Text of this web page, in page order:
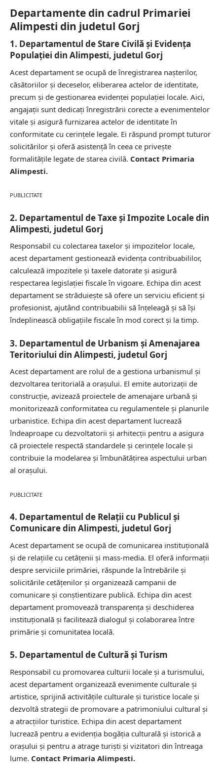
Departamente din cadrul Primariei
Alimpesti din judetul Gorj
1. Departamentul de Stare Civilă și Evidența
Populației din Alimpesti, judetul Gorj
Acest departament se ocupă de înregistrarea nașterilor,
căsătoriilor și deceselor, eliberarea actelor de identitate,
precum și de gestionarea evidenței populației locale. Aici,
angajații sunt dedicați înregistrării corecte a evenimentelor
vitale și asigură furnizarea actelor de identitate în
conformitate cu cerințele legale. Ei răspund prompt tuturor
solicitărilor și oferă asistență în ceea ce privește
formalitățile legate de starea civilă. Contact Primaria
Alimpesti.
PUBLICITATE
2. Departamentul de Taxe și Impozite Locale din
Alimpesti, judetul Gorj
Responsabil cu colectarea taxelor și impozitelor locale,
acest departament gestionează evidența contribuabililor,
calculează impozitele și taxele datorate și asigură
respectarea legislației fiscale în vigoare. Echipa din acest
departament se străduiește să ofere un serviciu eficient și
profesionist, ajutând contribuabilii să înțeleagă și să își
îndeplinească obligațiile fiscale în mod corect și la timp.
3. Departamentul de Urbanism și Amenajarea
Teritoriului din Alimpesti, judetul Gorj
Acest departament are rolul de a gestiona urbanismul și
dezvoltarea teritorială a orașului. El emite autorizații de
construcție, avizează proiectele de amenajare urbană și
monitorizează conformitatea cu regulamentele și planurile
urbanistice. Echipa din acest departament lucrează
îndeaproape cu dezvoltatorii și arhitecții pentru a asigura
că proiectele respectă standardele și cerințele locale și
contribuie la modelarea și îmbunătățirea aspectului urban
al orașului.
PUBLICITATE
4. Departamentul de Relații cu Publicul și
Comunicare din Alimpesti, judetul Gorj
Acest departament se ocupă de comunicarea instituțională
și de relațiile cu cetățenii și mass-media. El oferă informații
despre serviciile primăriei, răspunde la întrebările și
solicitările cetățenilor și organizează campanii de
comunicare și conștientizare publică. Echipa din acest
departament promovează transparența și deschiderea
instituțională și facilitează dialogul și colaborarea între
primărie și comunitatea locală.
5. Departamentul de Cultură și Turism
Responsabil cu promovarea culturii locale și a turismului,
acest departament organizează evenimente culturale și
artistice, sprijină activitățile culturale și turistice locale și
dezvoltă strategii de promovare a patrimoniului cultural și
a atracțiilor turistice. Echipa din acest departament
lucrează pentru a evidenția bogăția culturală și istorică a
orașului și pentru a atrage turiști și vizitatori din întreaga
lume. Contact Primaria Alimpesti.